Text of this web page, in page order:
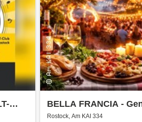
BELLA FRANCIA -
Kultur Rostock
Rostock, Am KAI 334